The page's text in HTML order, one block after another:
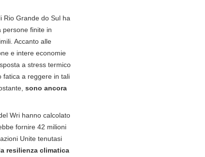
Rio Grande do Sul ha
persone finite in
Accanto alle
e intere economie
a stress termico
fatica a reggere in tali
sono ancora
Wri hanno calcolato
fornire 42 milioni
Unite tenutasi
resilienza climatica